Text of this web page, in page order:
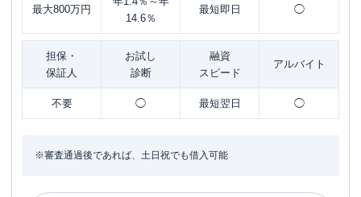
最大800万円
14.6％
最短即日 ◯
担保・
保証人
お試し
診断
融資
スピード
アルバイト
不要 ◯ 最短翌日 ◯
※審査通過後であれば、土日祝でも借入可能